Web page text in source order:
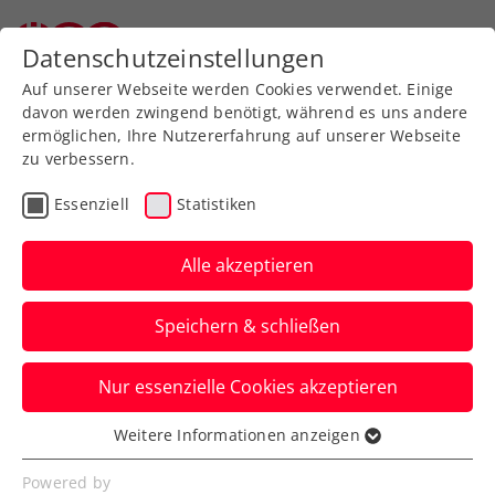
Zurück zur Newsübersicht
Turniere
Red Bull BassLine: Rublev
und Monfils schlagen in
der Wiener Stadthalle auf
Die ersten zwei Topstars des
Tennisspektakels im Vorfeld der Erste
Bank Open 2025 stehen fest.
Verfasst von: Presseaussendung / Redaktion, 26.09.2025
Datenschutzeinstellungen
Auf unserer Webseite werden Cookies verwendet. Einige
davon werden zwingend benötigt, während es uns andere
ermöglichen, Ihre Nutzererfahrung auf unserer Webseite
zu verbessern.
Essenziell Statistiken
Alle akzeptieren
Speichern & schließen
Nur essenzielle Cookies akzeptieren
Essenziell
Essenzielle Cookies werden für grundlegende
Weitere Informationen anzeigen
Powered by